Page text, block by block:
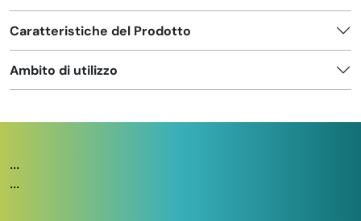
Caratteristiche del Prodotto
Ambito di utilizzo
...
...